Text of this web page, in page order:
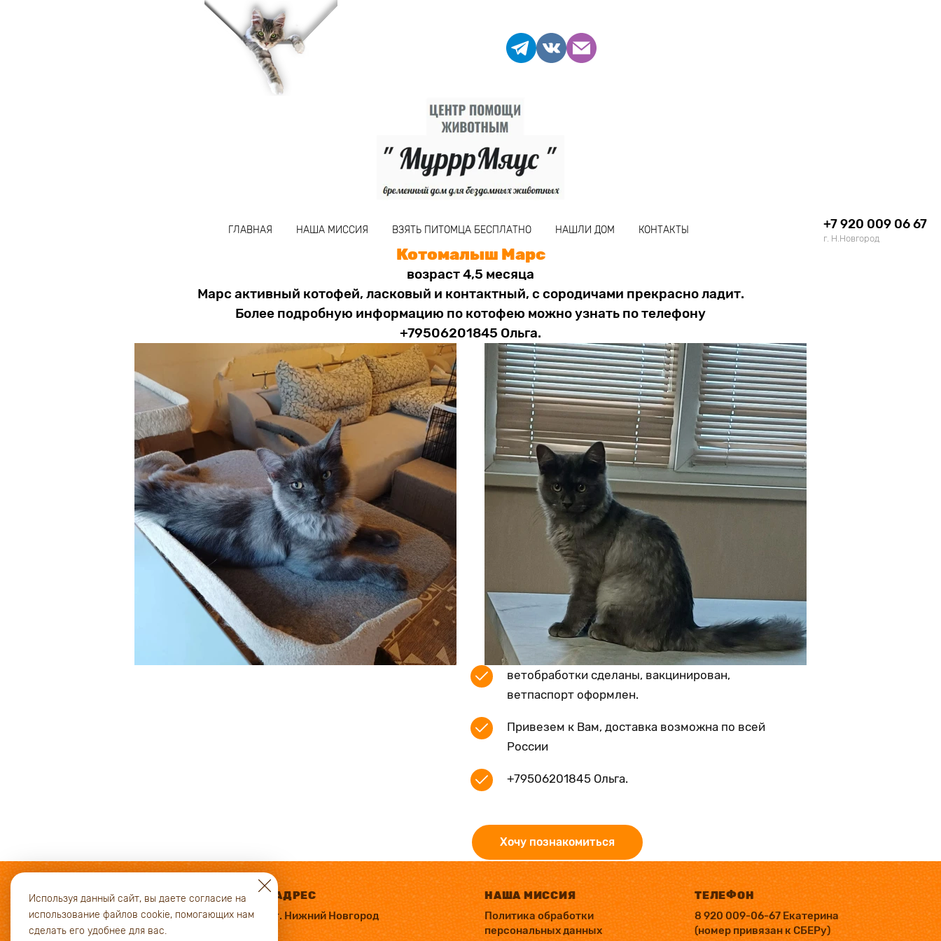
ГЛАВНАЯ НАША МИССИЯ ВЗЯТЬ ПИТОМЦА БЕСПЛАТНО НАШЛИ ДОМ КОНТАКТЫ +7 920 009 06 67
г. Н.Новгород
Котомалыш Марс
возраст 4,5 месяца
Марс активный котофей, ласковый и контактный, с сородичами прекрасно ладит.
Более подробную информацию по котофею можно узнать по телефону
+79506201845 Ольга.
ветобработки сделаны, вакцинирован,
ветпаспорт оформлен.
Привезем к Вам, доставка возможна по всей
России
+79506201845 Ольга.
Хочу познакомиться
АДРЕС
г. Нижний Новгород
НАША МИССИЯ
Политика обработки
персональных данных
ТЕЛЕФОН
8 920 009-06-67 Екатерина
(номер привязан к СБЕРу)
Используя данный сайт, вы даете согласие на
использование файлов cookie, помогающих нам
сделать его удобнее для вас.